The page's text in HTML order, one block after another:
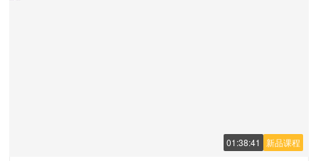
新品课程
01:38:41